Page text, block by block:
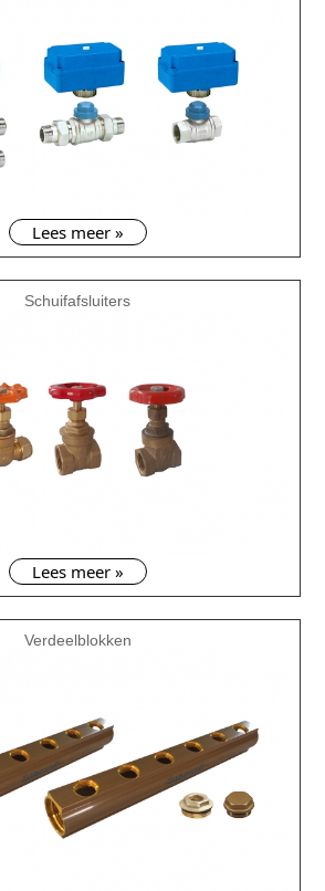
Lees meer »
Schuifafsluiters
Lees meer »
Verdeelblokken